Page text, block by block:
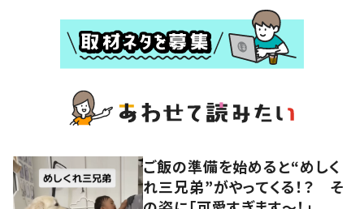
ご飯の準備を始めると“めしく
れ三兄弟”がやってくる！？ そ